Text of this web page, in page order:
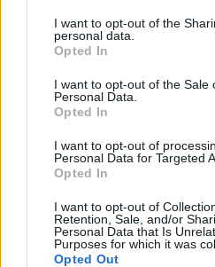
I want to opt-out of the
personal data.
Opted In
I want to opt-out of the Sale
Personal Data.
Opted In
I want to opt-out of
Personal Data for Targeted
Opted In
I want to opt-out of
Retention, Sale, and/or
Personal Data that Is
Purposes for which it was
Opted Out